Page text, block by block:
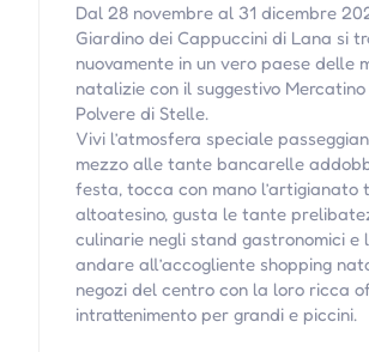
Dal 28 novembre al 31 dicembre
Giardino dei Cappuccini di Lana si
nuovamente in un vero paese delle
natalizie con il suggestivo
Polvere di Stelle.
Vivi l’atmosfera speciale
mezzo alle tante bancarelle
festa, tocca con mano l’artigianato
altoatesino, gusta le tante
culinarie negli stand gastronomici e
andare all’accogliente shopping
negozi del centro con la loro ricca
intrattenimento per grandi e piccini.